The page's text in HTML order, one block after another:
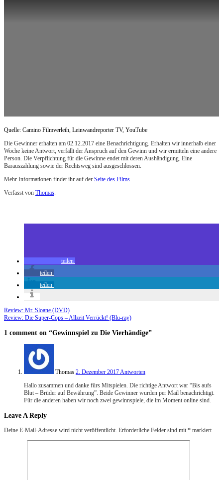
Quelle: Camino Filmverleih, Leinwandreporter TV, YouTube
Die Gewinner erhalten am 02.12.2017 eine Benachrichtigung. Erhalten wir innerhalb einer
Woche keine Antwort, verfällt der Anspruch auf den Gewinn und wir ermitteln eine andere
Person. Die Verpflichtung für die Gewinne endet mit deren Aushändigung. Eine
Barauszahlung sowie der Rechtsweg sind ausgeschlossen.
Mehr Informationen findet ihr auf der Seite des Films
Verfasst von Thomas.
teilen
teilen
teilen
Review: Mr. Sloane (DVD)
Review: Die Super-Cops – Allzeit Verrückt! (Blu-ray)
1 comment on “Gewinnspiel zu Die Vierhändige”
Thomas 2. Dezember 2017Antworten
Hallo zusammen und danke fürs Mitspielen. Die richtige Antwort war “Bis aufs
Blut – Brüder auf Bewährung”. Beide Gewinner wurden per Mail benachrichtigt.
Für die anderen haben wir noch zwei gewinnspiele, die im Moment online sind.
Leave A Reply
Deine E-Mail-Adresse wird nicht veröffentlicht. Erforderliche Felder sind mit * markiert